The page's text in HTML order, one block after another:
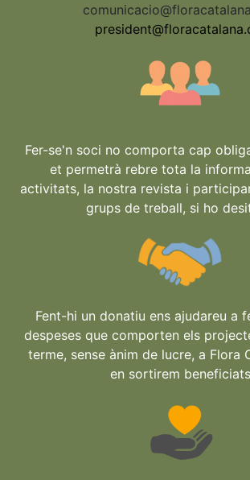
Fer-se'n soci no comporta cap
et permetrà rebre tota la
activitats, la nostra revista i
grups de treball, si ho
Fent-hi un donatiu ens ajudareu a
despeses que comporten els
terme, sense ànim de lucre, a Flora
en sortirem beneficiats